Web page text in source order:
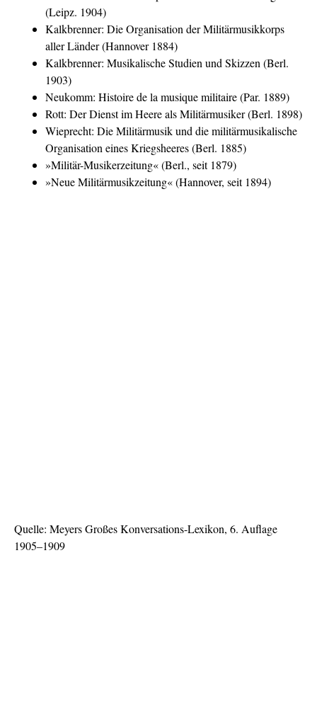
(Leipz. 1904)
Kalkbrenner: Die Organisation der Militärmusikkorps
aller Länder (Hannover 1884)
Kalkbrenner: Musikalische Studien und Skizzen (Berl.
1903)
Neukomm: Histoire de la musique militaire (Par. 1889)
Rott: Der Dienst im Heere als Militärmusiker (Berl. 1898)
Wieprecht: Die Militärmusik und die militärmusikalische
Organisation eines Kriegsheeres (Berl. 1885)
»Militär-Musikerzeitung« (Berl., seit 1879)
»Neue Militärmusikzeitung« (Hannover, seit 1894)
Quelle: Meyers Großes Konversations-Lexikon, 6. Auflage
1905–1909